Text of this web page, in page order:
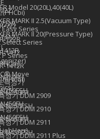
722
722R
1412
1412R
N250FH
N250FSH
N450FH
N450FSH
Model 20(20L),40(40L)
MARK II 2.5(Vacuum Type)
MARK II 20(Pressure Type)
Move
Easy Series
Select Series
P Series
측정기
정기 DDM 2909
정기 DDM 2910
정기 DDM 2911
정기 DDM 2911 Plus